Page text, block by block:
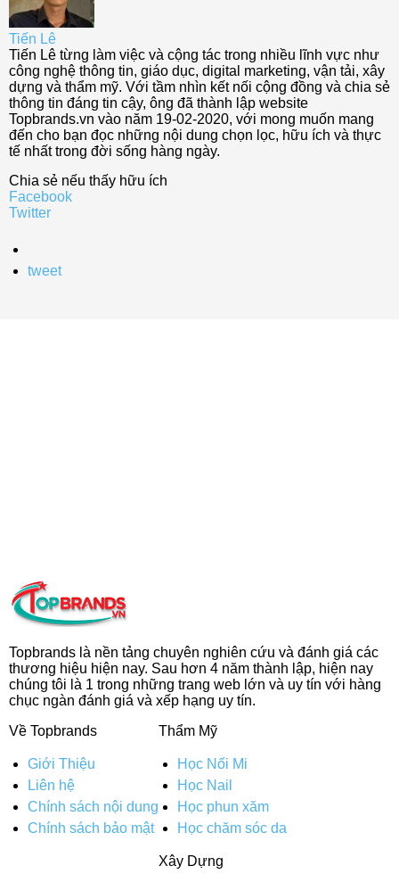
Tiến Lê
Tiến Lê từng làm việc và cộng tác trong nhiều lĩnh vực như
công nghệ thông tin, giáo dục, digital marketing, vận tải, xây
dựng và thẩm mỹ. Với tầm nhìn kết nối cộng đồng và chia sẻ
thông tin đáng tin cậy, ông đã thành lập website
Topbrands.vn vào năm 19-02-2020, với mong muốn mang
đến cho bạn đọc những nội dung chọn lọc, hữu ích và thực
tế nhất trong đời sống hàng ngày.
Chia sẻ nếu thấy hữu ích
Facebook
Twitter
tweet
Topbrands là nền tảng chuyên nghiên cứu và đánh giá các
thương hiệu hiện nay. Sau hơn 4 năm thành lập, hiện nay
chúng tôi là 1 trong những trang web lớn và uy tín với hàng
chục ngàn đánh giá và xếp hạng uy tín.
Về Topbrands
Giới Thiệu
Liên hệ
Chính sách nội dung
Chính sách bảo mật
Thẩm Mỹ
Học Nối Mi
Học Nail
Học phun xăm
Học chăm sóc da
Xây Dựng